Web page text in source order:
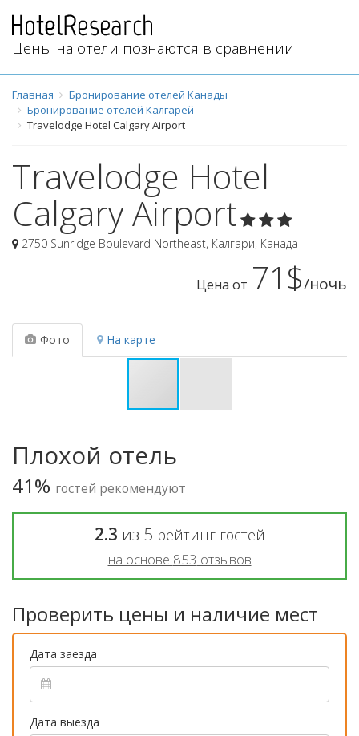
Цены на отели познаются в сравнении
Главная
Бронирование отелей Канады
Бронирование отелей Калгарей
Travelodge Hotel Calgary Airport
Travelodge Hotel
Calgary Airport
2750 Sunridge Boulevard Northeast, Калгари, Канада
Цена от 71$/ночь
Фото На карте
Плохой отель
41% гостей рекомендуют
2.3 из 5 рейтинг гостей
на основе 853 отзывов
Проверить цены и наличие мест
Дата заезда
Дата выезда